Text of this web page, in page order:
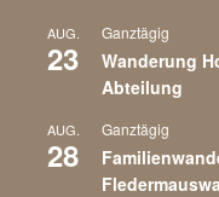
AUG.
23
Ganztägig
Wanderung
Abteilung
AUG.
28
Ganztägig